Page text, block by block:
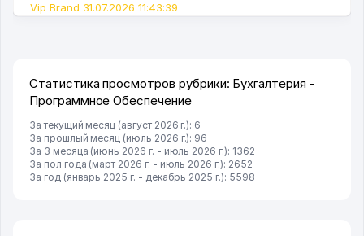
Vip Brand 31.07.2026 11:43:39
Статистика просмотров рубрики: Бухгалтерия -
Программное Обеспечение
За текущий месяц (август 2026 г.): 6
За прошлый месяц (июль 2026 г.): 96
За 3 месяца (июнь 2026 г. - июль 2026 г.): 1362
За пол года (март 2026 г. - июль 2026 г.): 2652
За год (январь 2025 г. - декабрь 2025 г.): 5598